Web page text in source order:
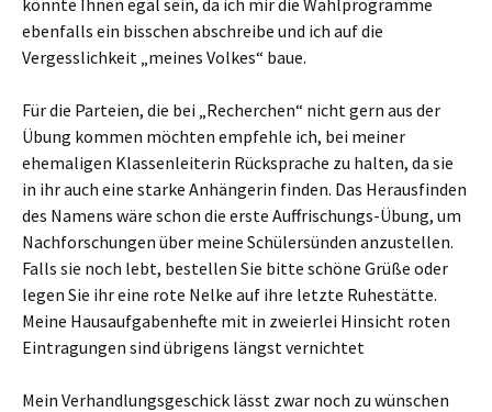
könnte Ihnen egal sein, da ich mir die Wahlprogramme
ebenfalls ein bisschen abschreibe und ich auf die
Vergesslichkeit „meines Volkes“ baue.
Für die Parteien, die bei „Recherchen“ nicht gern aus der
Übung kommen möchten empfehle ich, bei meiner
ehemaligen Klassenleiterin Rücksprache zu halten, da sie
in ihr auch eine starke Anhängerin finden. Das Herausfinden
des Namens wäre schon die erste Auffrischungs-Übung, um
Nachforschungen über meine Schülersünden anzustellen.
Falls sie noch lebt, bestellen Sie bitte schöne Grüße oder
legen Sie ihr eine rote Nelke auf ihre letzte Ruhestätte.
Meine Hausaufgabenhefte mit in zweierlei Hinsicht roten
Eintragungen sind übrigens längst vernichtet
Mein Verhandlungsgeschick lässt zwar noch zu wünschen